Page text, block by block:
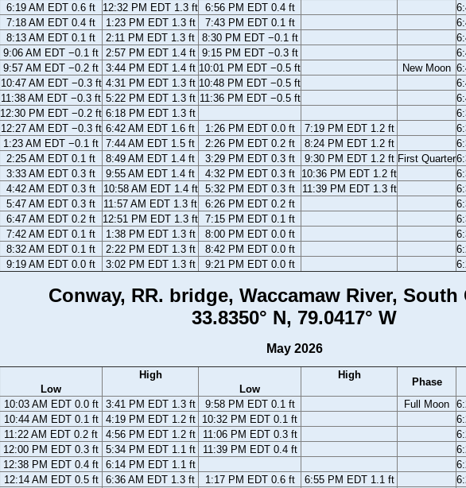
6:19 AM EDT 0.6 ft 12:32 PM EDT 1.3 ft 6:56 PM EDT 0.4 ft
7:18 AM EDT 0.4 ft 1:23 PM EDT 1.3 ft 7:43 PM EDT 0.1 ft
8:13 AM EDT 0.1 ft 2:11 PM EDT 1.3 ft 8:30 PM EDT −0.1 ft
9:06 AM EDT −0.1 ft 2:57 PM EDT 1.4 ft 9:15 PM EDT −0.3 ft
9:57 AM EDT −0.2 ft 3:44 PM EDT 1.4 ft 10:01 PM EDT −0.5 ft New Moon
10:47 AM EDT −0.3 ft 4:31 PM EDT 1.3 ft 10:48 PM EDT −0.5 ft
11:38 AM EDT −0.3 ft 5:22 PM EDT 1.3 ft 11:36 PM EDT −0.5 ft
12:30 PM EDT −0.2 ft 6:18 PM EDT 1.3 ft
12:27 AM EDT −0.3 ft 6:42 AM EDT 1.6 ft 1:26 PM EDT 0.0 ft 7:19 PM EDT 1.2 ft
1:23 AM EDT −0.1 ft 7:44 AM EDT 1.5 ft 2:26 PM EDT 0.2 ft 8:24 PM EDT 1.2 ft
2:25 AM EDT 0.1 ft 8:49 AM EDT 1.4 ft 3:29 PM EDT 0.3 ft 9:30 PM EDT 1.2 ft First Quarter
3:33 AM EDT 0.3 ft 9:55 AM EDT 1.4 ft 4:32 PM EDT 0.3 ft 10:36 PM EDT 1.2 ft
4:42 AM EDT 0.3 ft 10:58 AM EDT 1.4 ft 5:32 PM EDT 0.3 ft 11:39 PM EDT 1.3 ft
5:47 AM EDT 0.3 ft 11:57 AM EDT 1.3 ft 6:26 PM EDT 0.2 ft
6:47 AM EDT 0.2 ft 12:51 PM EDT 1.3 ft 7:15 PM EDT 0.1 ft
7:42 AM EDT 0.1 ft 1:38 PM EDT 1.3 ft 8:00 PM EDT 0.0 ft
8:32 AM EDT 0.1 ft 2:22 PM EDT 1.3 ft 8:42 PM EDT 0.0 ft
9:19 AM EDT 0.0 ft 3:02 PM EDT 1.3 ft 9:21 PM EDT 0.0 ft
Conway, RR. bridge, Waccamaw River, South
33.8350° N, 79.0417° W
May 2026
Low
High
Low
High
Phase
10:03 AM EDT 0.0 ft 3:41 PM EDT 1.3 ft 9:58 PM EDT 0.1 ft Full Moon
10:44 AM EDT 0.1 ft 4:19 PM EDT 1.2 ft 10:32 PM EDT 0.1 ft
11:22 AM EDT 0.2 ft 4:56 PM EDT 1.2 ft 11:06 PM EDT 0.3 ft
12:00 PM EDT 0.3 ft 5:34 PM EDT 1.1 ft 11:39 PM EDT 0.4 ft
12:38 PM EDT 0.4 ft 6:14 PM EDT 1.1 ft
12:14 AM EDT 0.5 ft 6:36 AM EDT 1.3 ft 1:17 PM EDT 0.6 ft 6:55 PM EDT 1.1 ft